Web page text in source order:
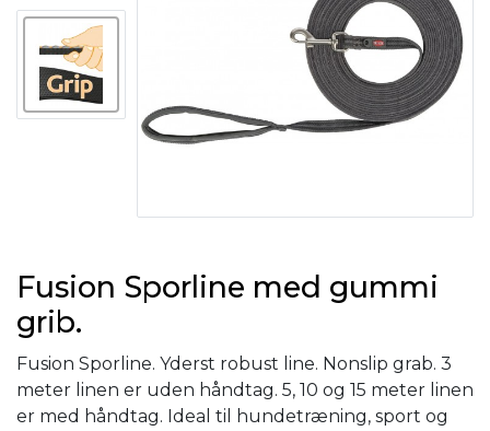
Fusion Sporline med gummi
grib.
Fusion Sporline. Yderst robust line. Nonslip grab. 3
meter linen er uden håndtag. 5, 10 og 15 meter linen
er med håndtag. Ideal til hundetræning, sport og